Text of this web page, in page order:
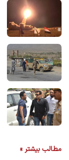
مطالب بیشتر »